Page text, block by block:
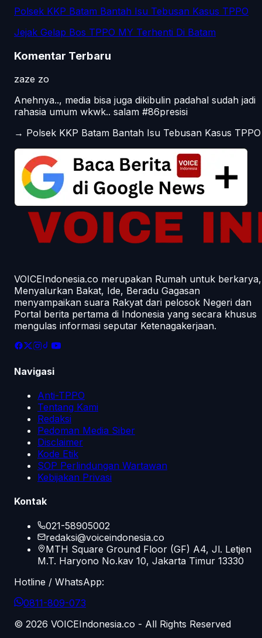
Polsek KKP Batam Bantah Isu Tebusan Kasus TPPO
Jejak Gelap Bos TPPO MY Terhenti Di Batam
Komentar Terbaru
zaze zo
Anehnya.., media bisa juga dikibulin padahal sudah jadi
rahasia umum wkwk.. salam #86presisi
→ Polsek KKP Batam Bantah Isu Tebusan Kasus TPPO
VOICEIndonesia.co merupakan Rumah untuk berkarya,
Menyalurkan Bakat, Ide, Beradu Gagasan
menyampaikan suara Rakyat dari pelosok Negeri dan
Portal berita pertama di Indonesia yang secara khusus
mengulas informasi seputar Ketenagakerjaan.
Navigasi
Anti-TPPO
Tentang Kami
Redaksi
Pedoman Media Siber
Disclaimer
Kode Etik
SOP Perlindungan Wartawan
Kebijakan Privasi
Kontak
021-58905002
redaksi@voiceindonesia.co
MTH Square Ground Floor (GF) A4, Jl. Letjen
M.T. Haryono No.kav 10, Jakarta Timur 13330
Hotline / WhatsApp:
0811-809-073
© 2026 VOICEIndonesia.co - All Rights Reserved